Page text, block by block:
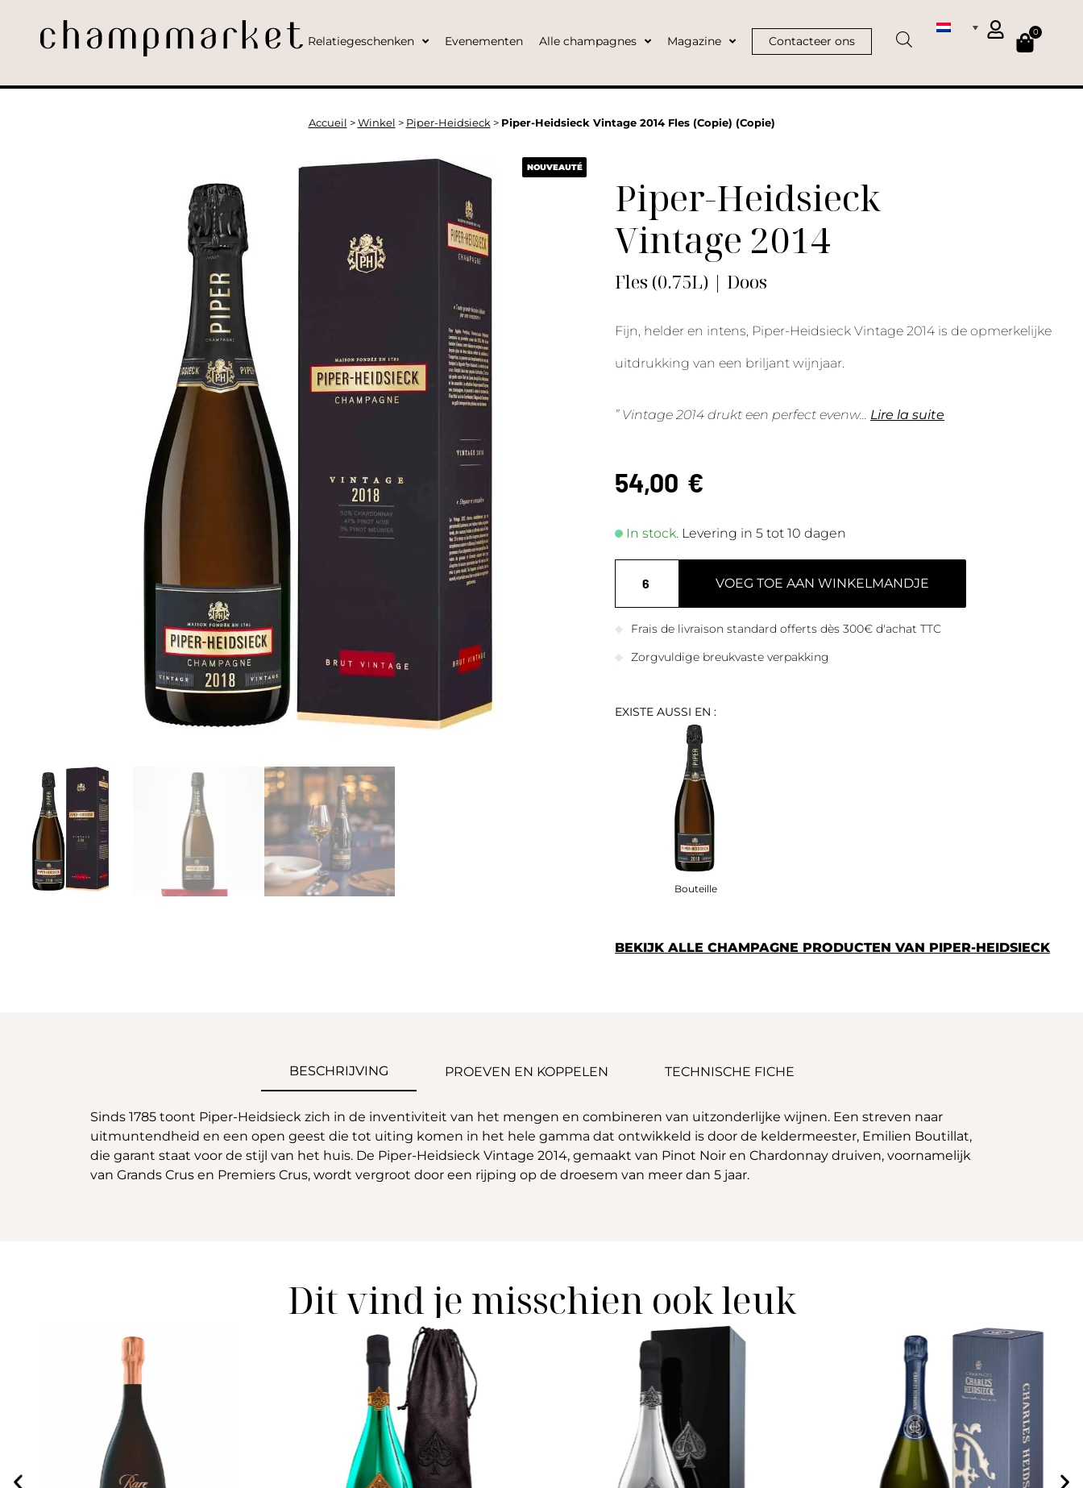
Relatiegeschenken Evenementen Alle champagnes Magazine Contacteer ons
0
Accueil > Winkel > Piper-Heidsieck> Piper-Heidsieck Vintage 2014 Fles (Copie) (Copie)
NOUVEAUTÉ
Piper-Heidsieck
Vintage 2014
Fles (0.75L) | Doos
Fijn, helder en intens, Piper-Heidsieck Vintage 2014 is de opmerkelijke
uitdrukking van een briljant wijnjaar.
” Vintage 2014 drukt een perfect evenw... Lire la suite
54,00 €
In stock. Levering in 5 tot 10 dagen
VOEG TOE AAN WINKELMANDJE
Frais de livraison standard offerts dès 300€ d'achat TTC
Zorgvuldige breukvaste verpakking
EXISTE AUSSI EN :
Bouteille
BEKIJK ALLE CHAMPAGNE PRODUCTEN VAN PIPER-HEIDSIECK
BESCHRIJVING PROEVEN EN KOPPELEN TECHNISCHE FICHE
Sinds 1785 toont Piper-Heidsieck zich in de inventiviteit van het mengen en combineren van uitzonderlijke wijnen. Een streven naar
uitmuntendheid en een open geest die tot uiting komen in het hele gamma dat ontwikkeld is door de keldermeester, Emilien Boutillat,
die garant staat voor de stijl van het huis. De Piper-Heidsieck Vintage 2014, gemaakt van Pinot Noir en Chardonnay druiven, voornamelijk
van Grands Crus en Premiers Crus, wordt vergroot door een rijping op de droesem van meer dan 5 jaar.
Dit vind je misschien ook leuk